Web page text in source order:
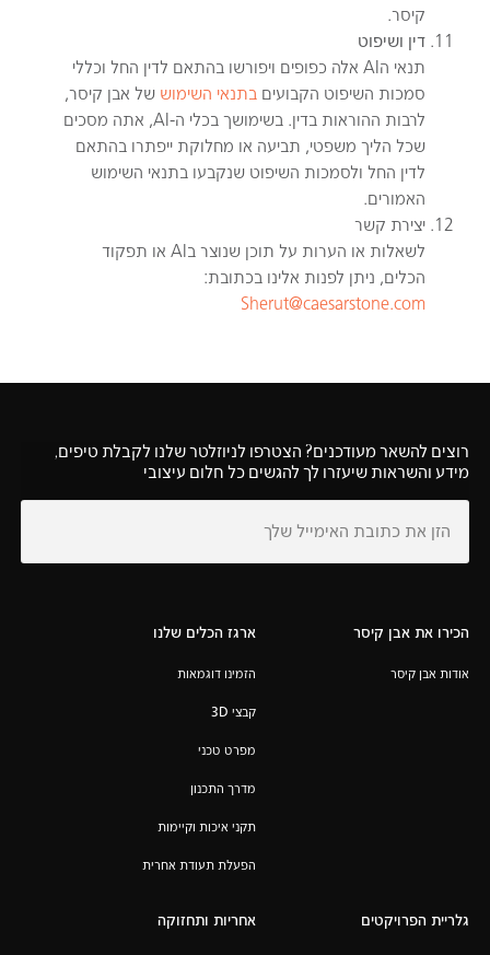
קיסר.
דין ושיפוט
תנאי הAI אלה כפופים ויפורשו בהתאם לדין החל וכללי
סמכות השיפוט הקבועים בתנאי השימוש של אבן קיסר,
לרבות ההוראות בדין. בשימושך בכלי ה-AI, אתה מסכים
שכל הליך משפטי, תביעה או מחלוקת ייפתרו בהתאם
לדין החל ולסמכות השיפוט שנקבעו בתנאי השימוש
האמורים.
יצירת קשר
לשאלות או הערות על תוכן שנוצר בAI או תפקוד
הכלים, ניתן לפנות אלינו בכתובת:
Sherut@caesarstone.com
רוצים להשאר מעודכנים? הצטרפו לניוזלטר שלנו לקבלת טיפים,
מידע והשראות שיעזרו לך להגשים כל חלום עיצובי
הכירו את אבן קיסר
אודות אבן קיסר
ארגז הכלים שלנו
הזמינו דוגמאות
קבצי 3D
מפרט טכני
מדרך התכנון
תקני איכות וקיימות
הפעלת תעודת אחרית
גלריית הפרויקטים אחריות ותחזוקה